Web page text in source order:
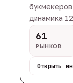
динамика
61
РЫНКОВ
Открыть